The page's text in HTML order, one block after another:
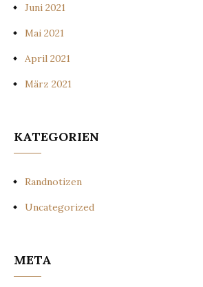
Juni 2021
Mai 2021
April 2021
März 2021
KATEGORIEN
Randnotizen
Uncategorized
META